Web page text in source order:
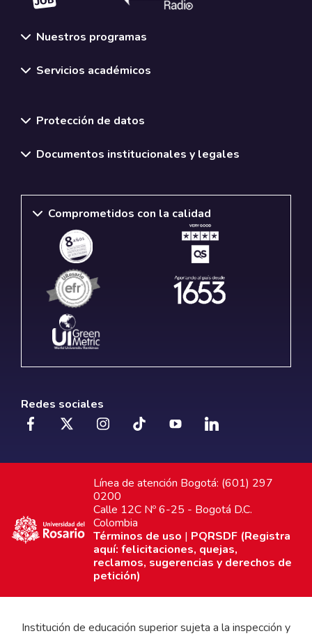
Nuestros programas
Servicios académicos
Protección de datos
Documentos institucionales y legales
Comprometidos con la calidad
Redes sociales
Línea de atención Bogotá: (601) 297
0200
Calle 12C Nº 6-25 - Bogotá D.C.
Colombia
Términos de uso | PQRSDF (Registra
aquí: felicitaciones, quejas,
reclamos, sugerencias y derechos de
petición)
Institución de educación superior sujeta a la inspección y